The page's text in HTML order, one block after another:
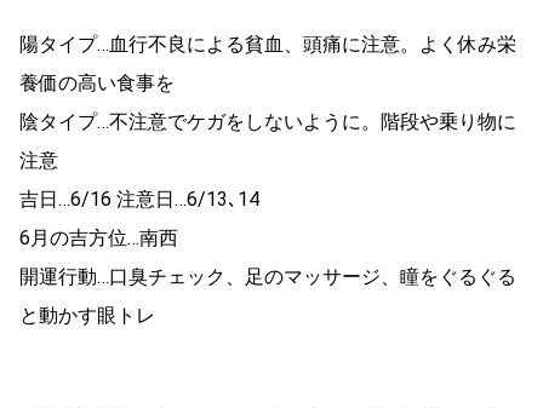
陽タイプ…血行不良による貧血、頭痛に注意。よく休み栄
養価の高い食事を
陰タイプ…不注意でケガをしないように。階段や乗り物に
注意
吉日…6/16 注意日…6/13､14
6月の吉方位…南西
開運行動…口臭チェック、足のマッサージ、瞳をぐるぐる
と動かす眼トレ